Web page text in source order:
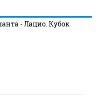
- Лацио. Кубок